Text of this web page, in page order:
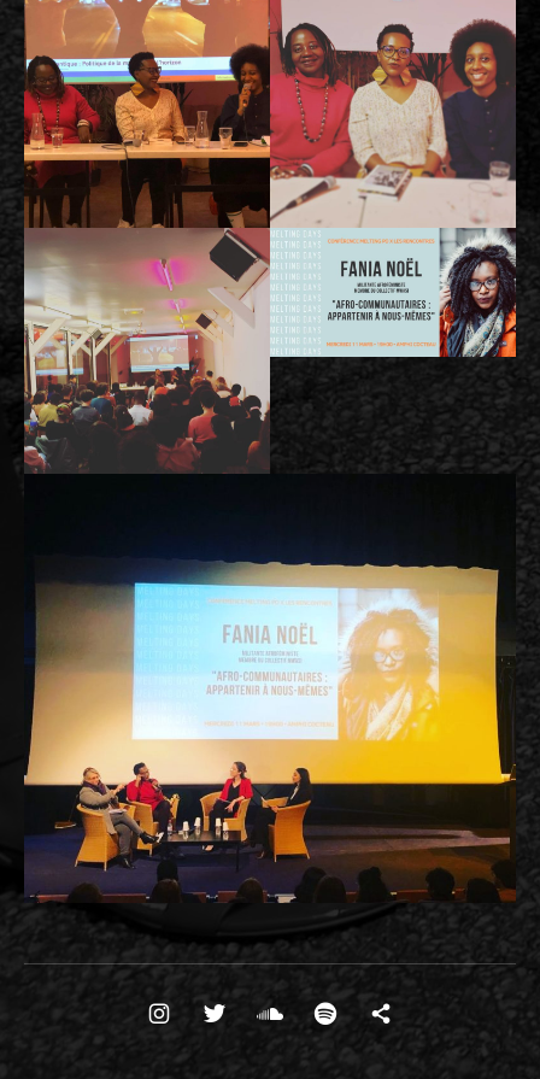
Boutons des médias sociaux
insta twittersoundcloud
spotifySubstack